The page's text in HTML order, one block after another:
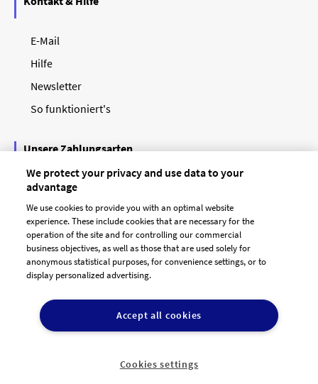
E-Mail
Hilfe
Newsletter
So funktioniert's
Unsere Zahlungsarten
AGB Dienstleister
Datenschutz
Impressum
We protect your privacy and use data to your
advantage
We use cookies to provide you with an optimal website
experience. These include cookies that are necessary for the
operation of the site and for controlling our commercial
business objectives, as well as those that are used solely for
anonymous statistical purposes, for convenience settings, or to
display personalized advertising.
Accept all cookies
Cookies settings